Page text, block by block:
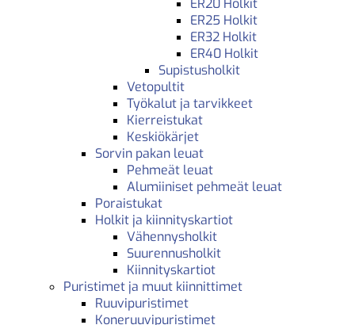
ER20 Holkit
ER25 Holkit
ER32 Holkit
ER40 Holkit
Supistusholkit
Vetopultit
Työkalut ja tarvikkeet
Kierreistukat
Keskiökärjet
Sorvin pakan leuat
Pehmeät leuat
Alumiiniset pehmeät leuat
Poraistukat
Holkit ja kiinnityskartiot
Vähennysholkit
Suurennusholkit
Kiinnityskartiot
Puristimet ja muut kiinnittimet
Ruuvipuristimet
Koneruuvipuristimet